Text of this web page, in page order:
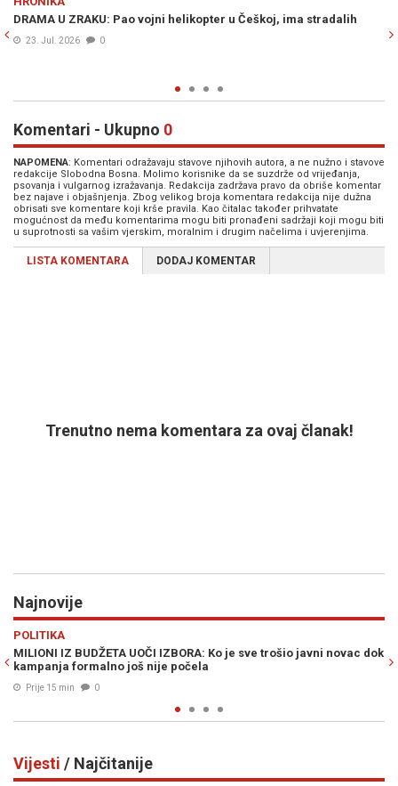
stradalih
IZDRŽATI "PAKAO" NA ASFALTU: Pogledajte kako se
ekstremnim temperaturama na najpoznatijim turističkim
lokacijama (VIDEO)
Komentari - Ukupno 0
NAPOMENA: Komentari odražavaju stavove njihovih autora, a ne nužno i stavove
redakcije Slobodna Bosna. Molimo korisnike da se suzdrže od vrijeđanja,
psovanja i vulgarnog izražavanja. Redakcija zadržava pravo da obriše komentar
bez najave i objašnjenja. Zbog velikog broja komentara redakcija nije dužna
obrisati sve komentare koji krše pravila. Kao čitalac također prihvatate
mogućnost da među komentarima mogu biti pronađeni sadržaji koji mogu biti
u suprotnosti sa vašim vjerskim, moralnim i drugim načelima i uvjerenjima.
LISTA KOMENTARA DODAJ KOMENTAR
Trenutno nema komentara za ovaj članak!
Najnovije
novac dokNEKO JE U OLUJI UBIO DEVET INVALIDA U KOLICIMA:
užasnije nisam vidio"
Prije 21 min
Vijesti / Najčitanije